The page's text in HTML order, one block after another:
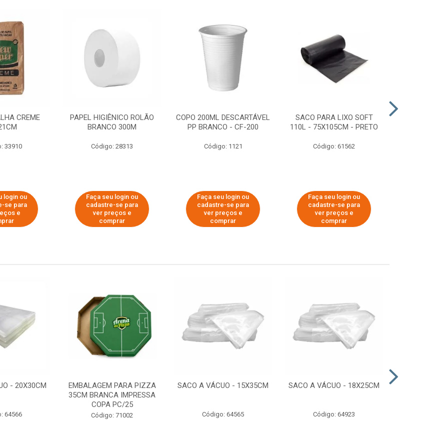
CREME
33910
login ou
se para
e
PAPEL HIGIÊNICO ROLÃO
BRANCO 300M
Código: 28313
Faça seu login ou
cadastre-se para
ver preços e
comprar
COPO 200ML DESCARTÁVEL
PP BRANCO - CF-200
Código: 1121
Faça seu login ou
cadastre-se para
ver preços e
comprar
SACO PARA LIXO SOFT
110L - 75X105CM - PRETO
Código: 61562
Faça seu login ou
cadastre-se para
ver preços e
comprar
- 20X30CM
64566
EMBALAGEM PARA PIZZA
35CM BRANCA IMPRESSA
COPA PC/25
Código: 71002
SACO A VÁCUO - 15X35CM
Código: 64565
SACO A VÁCUO - 18X25CM
Código: 64923